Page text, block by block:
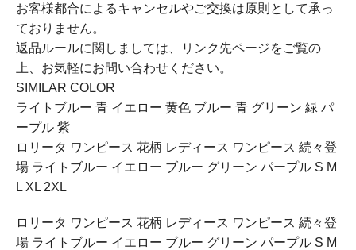
お客様都合によるキャンセルやご交換は原則として承っ
ておりません。
返品ルールに関しましては、リンク先ページをご覧の
上、お気軽にお問い合わせください。
SIMILAR COLOR
ライトブルー 青 イエロー 黄色 ブルー 青 グリーン 緑 パ
ープル 紫
ロリータ ワンピース 花柄 レディース ワンピース 続々登
場 ライトブルー イエロー ブルー グリーン パープル S M
L XL 2XL
ロリータ ワンピース 花柄 レディース ワンピース 続々登
場 ライトブルー イエロー ブルー グリーン パープル S M